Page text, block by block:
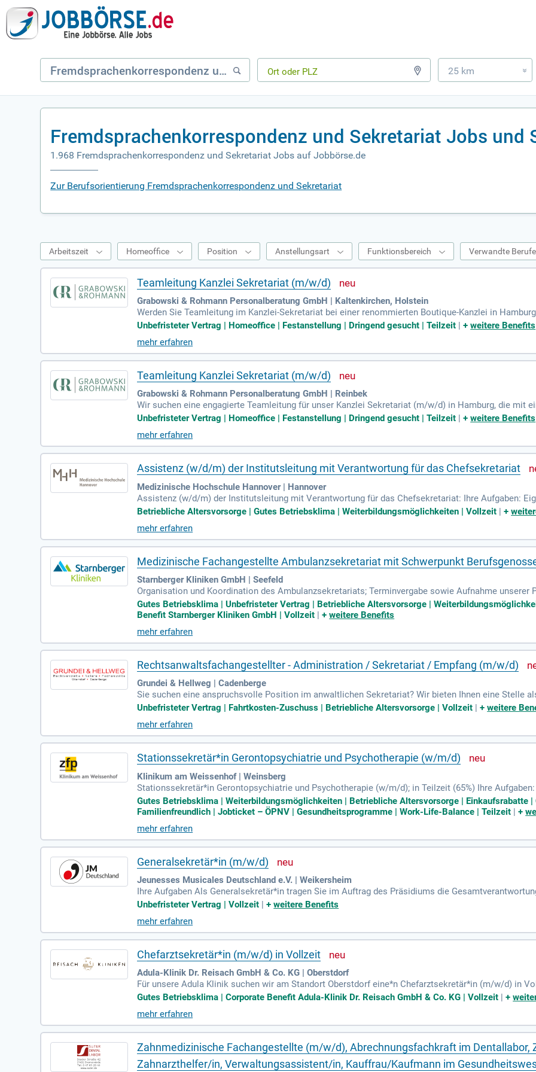
25 km »
Fremdsprachenkorrespondenz und Sekretariat Jobs und
1.968 Fremdsprachenkorrespondenz und Sekretariat Jobs auf Jobbörse.de
Zur Berufsorientierung Fremdsprachenkorrespondenz und Sekretariat
Arbeitszeit Homeoffice Position Anstellungsart Funktionsbereich Verwandte Berufe
Teamleitung Kanzlei Sekretariat (m/w/d)
Grabowski & Rohmann Personalberatung GmbH | Kaltenkirchen, Holstein
Werden Sie Teamleitung im Kanzlei-Sekretariat bei einer renommierten Boutique-Kanzlei in
(m/w/d) in Voll- oder Teilzeit (30–40 Std./Woche), die ein tolles Team unterstützt. Hier können Sie
d den Kanzleialltag aktiv mitgestalten. Genießen Sie die Aussicht auf spannende internationale
Bei Grabowski & Rohmann bringen wir Bewerber:innen und Arbeitgeber zusammen, indem wir
Sie sich jetzt und gestalten Sie Ihre Zukunft im juristischen Umfeld!
Unbefristeter Vertrag | Homeoffice | Festanstellung | Dringend gesucht | Teilzeit |+weitere Benefits
mehr erfahren
Teamleitung Kanzlei Sekretariat (m/w/d)
Grabowski & Rohmann Personalberatung GmbH | Reinbek
Wir suchen eine engagierte Teamleitung für unser Kanzlei Sekretariat (m/w/d) in Hamburg, die mit
che) aktiv Verantwortung übernimmt. In dieser unbefristeten Direktvermittlung profitieren Sie von
e den anspruchsvollen Kanzleialltag aktiv mit. Bei Grabowski & Rohmann stehen wir Ihnen als
bestmöglich zu gestalten. Bringen Sie Ihr Fingerspitzengefühl und Ihre Empathie in einem
Unbefristeter Vertrag | Homeoffice | Festanstellung | Dringend gesucht | Teilzeit |+weitere Benefits
mehr erfahren
Assistenz (w/d/m) der Institutsleitung mit Verantwortung für das Chefsekretariat
Medizinische Hochschule Hannover | Hannover
Assistenz (w/d/m) der Institutsleitung mit Verantwortung für das Chefsekretariat: Ihre Aufgaben:
nation des Chefsekretariats der Institutsleitung; professionelles Termin- und Reisemanagement
Betriebliche Altersvorsorge | Gutes Betriebsklima | Weiterbildungsmöglichkeiten | Vollzeit |+
mehr erfahren
Medizinische Fachangestellte Ambulanzsekretariat mit Schwerpunkt
Starnberger Kliniken GmbH | Seefeld
Organisation und Koordination des Ambulanzsekretariats; Terminvergabe sowie Aufnahme unserer
d persönliche Betreuung der Patientinnen und Patienten; Administrative Vor- und Nachbereitung
Gutes Betriebsklima | Unbefristeter Vertrag | Betriebliche Altersvorsorge |
Benefit Starnberger Kliniken GmbH | Vollzeit |+weitere Benefits
mehr erfahren
Rechtsanwaltsfachangestellter - Administration / Sekretariat / Empfang (m/w/d)
Grundei & Hellweg | Cadenberge
Sie suchen eine anspruchsvolle Position im anwaltlichen Sekretariat? Wir bieten Ihnen eine Stelle
wo Sie die Postbearbeitung, die Erstellung von Schreiben und Schriftsätzen sowie allgemeine
enntnisse (mind. C1-Niveau). Profitieren Sie von einem unbefristeten Arbeitsverhältnis (38 Std./
leistungen wie Leasingbike und Fahrtkostenzuschuss. Bewerben Sie sich jetzt und gestalten Sie
Unbefristeter Vertrag | Fahrtkosten-Zuschuss | Betriebliche Altersvorsorge | Vollzeit |+weitere
mehr erfahren
Stationssekretär*in Gerontopsychiatrie und Psychotherapie (w/m/d)
Klinikum am Weissenhof | Weinsberg
Stationssekretär*in Gerontopsychiatrie und Psychotherapie (w/m/d); in Teilzeit (65%) Ihre
en und Entlassungen; Annahme und Weiterleitung von Telefongesprächen; Korrespondenz und
Gutes Betriebsklima | Weiterbildungsmöglichkeiten | Betriebliche Altersvorsorge | Einkaufsrabatte
Familienfreundlich | Jobticket – ÖPNV | Gesundheitsprogramme | Work-Life-Balance | Teilzeit |+
mehr erfahren
Generalsekretär*in (m/w/d)
Jeunesses Musicales Deutschland e.V. | Weikersheim
Ihre Aufgaben Als Generalsekretär*in tragen Sie im Auftrag des Präsidiums die
Unbefristeter Vertrag | Vollzeit |+weitere Benefits
mehr erfahren
Chefarztsekretär*in (m/w/d) in Vollzeit
Adula-Klinik Dr. Reisach GmbH & Co. KG | Oberstdorf
Für unsere Adula Klinik suchen wir am Standort Oberstdorf eine*n Chefarztsekretär*in (m/w/d) in
Gutes Betriebsklima | Corporate Benefit Adula-Klinik Dr. Reisach GmbH & Co. KG | Vollzeit |+
mehr erfahren
Zahnmedizinische Fachangestellte (m/w/d), Abrechnungsfachkraft im Dentallabor,
Zahnarzthelfer/in, Verwaltungsassistent/in, Kauffrau/Kaufmann im